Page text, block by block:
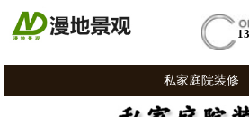
私家庭院装修